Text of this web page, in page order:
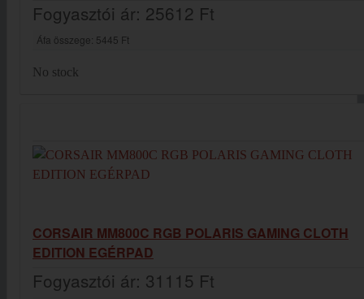
Fogyasztói ár: 25612 Ft
Áfa összege: 5445 Ft
No stock
CORSAIR MM800C RGB POLARIS GAMING CLOTH
EDITION EGÉRPAD
Fogyasztói ár: 31115 Ft